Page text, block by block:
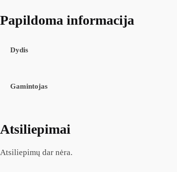
Papildoma informacija
Dydis
Gamintojas
Atsiliepimai
Atsiliepimų dar nėra.